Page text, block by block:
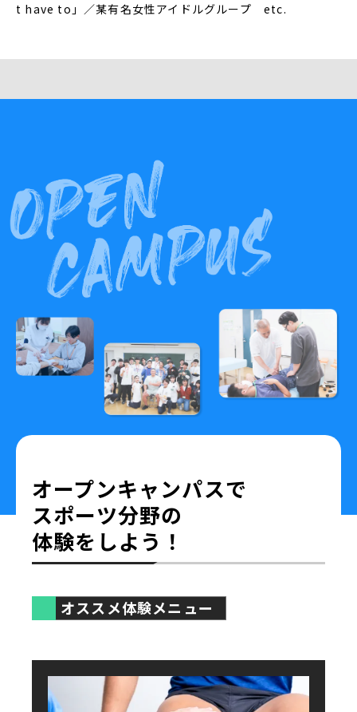
t have to」／某有名女性アイドルグループ etc.
オープンキャンパスで
スポーツ分野の
体験をしよう！
オススメ体験メニュー